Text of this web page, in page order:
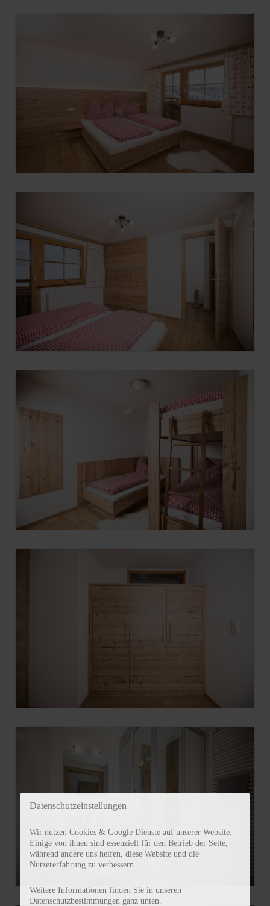
Datenschutzeinstellungen
Wir nutzen Cookies & Google Dienste auf unserer Website.
Einige von ihnen sind essenziell für den Betrieb der Seite,
während andere uns helfen, diese Website und die
Nutzererfahrung zu verbessern.
Weitere Informationen finden Sie in unseren
Datenschutzbestimmungen ganz unten.